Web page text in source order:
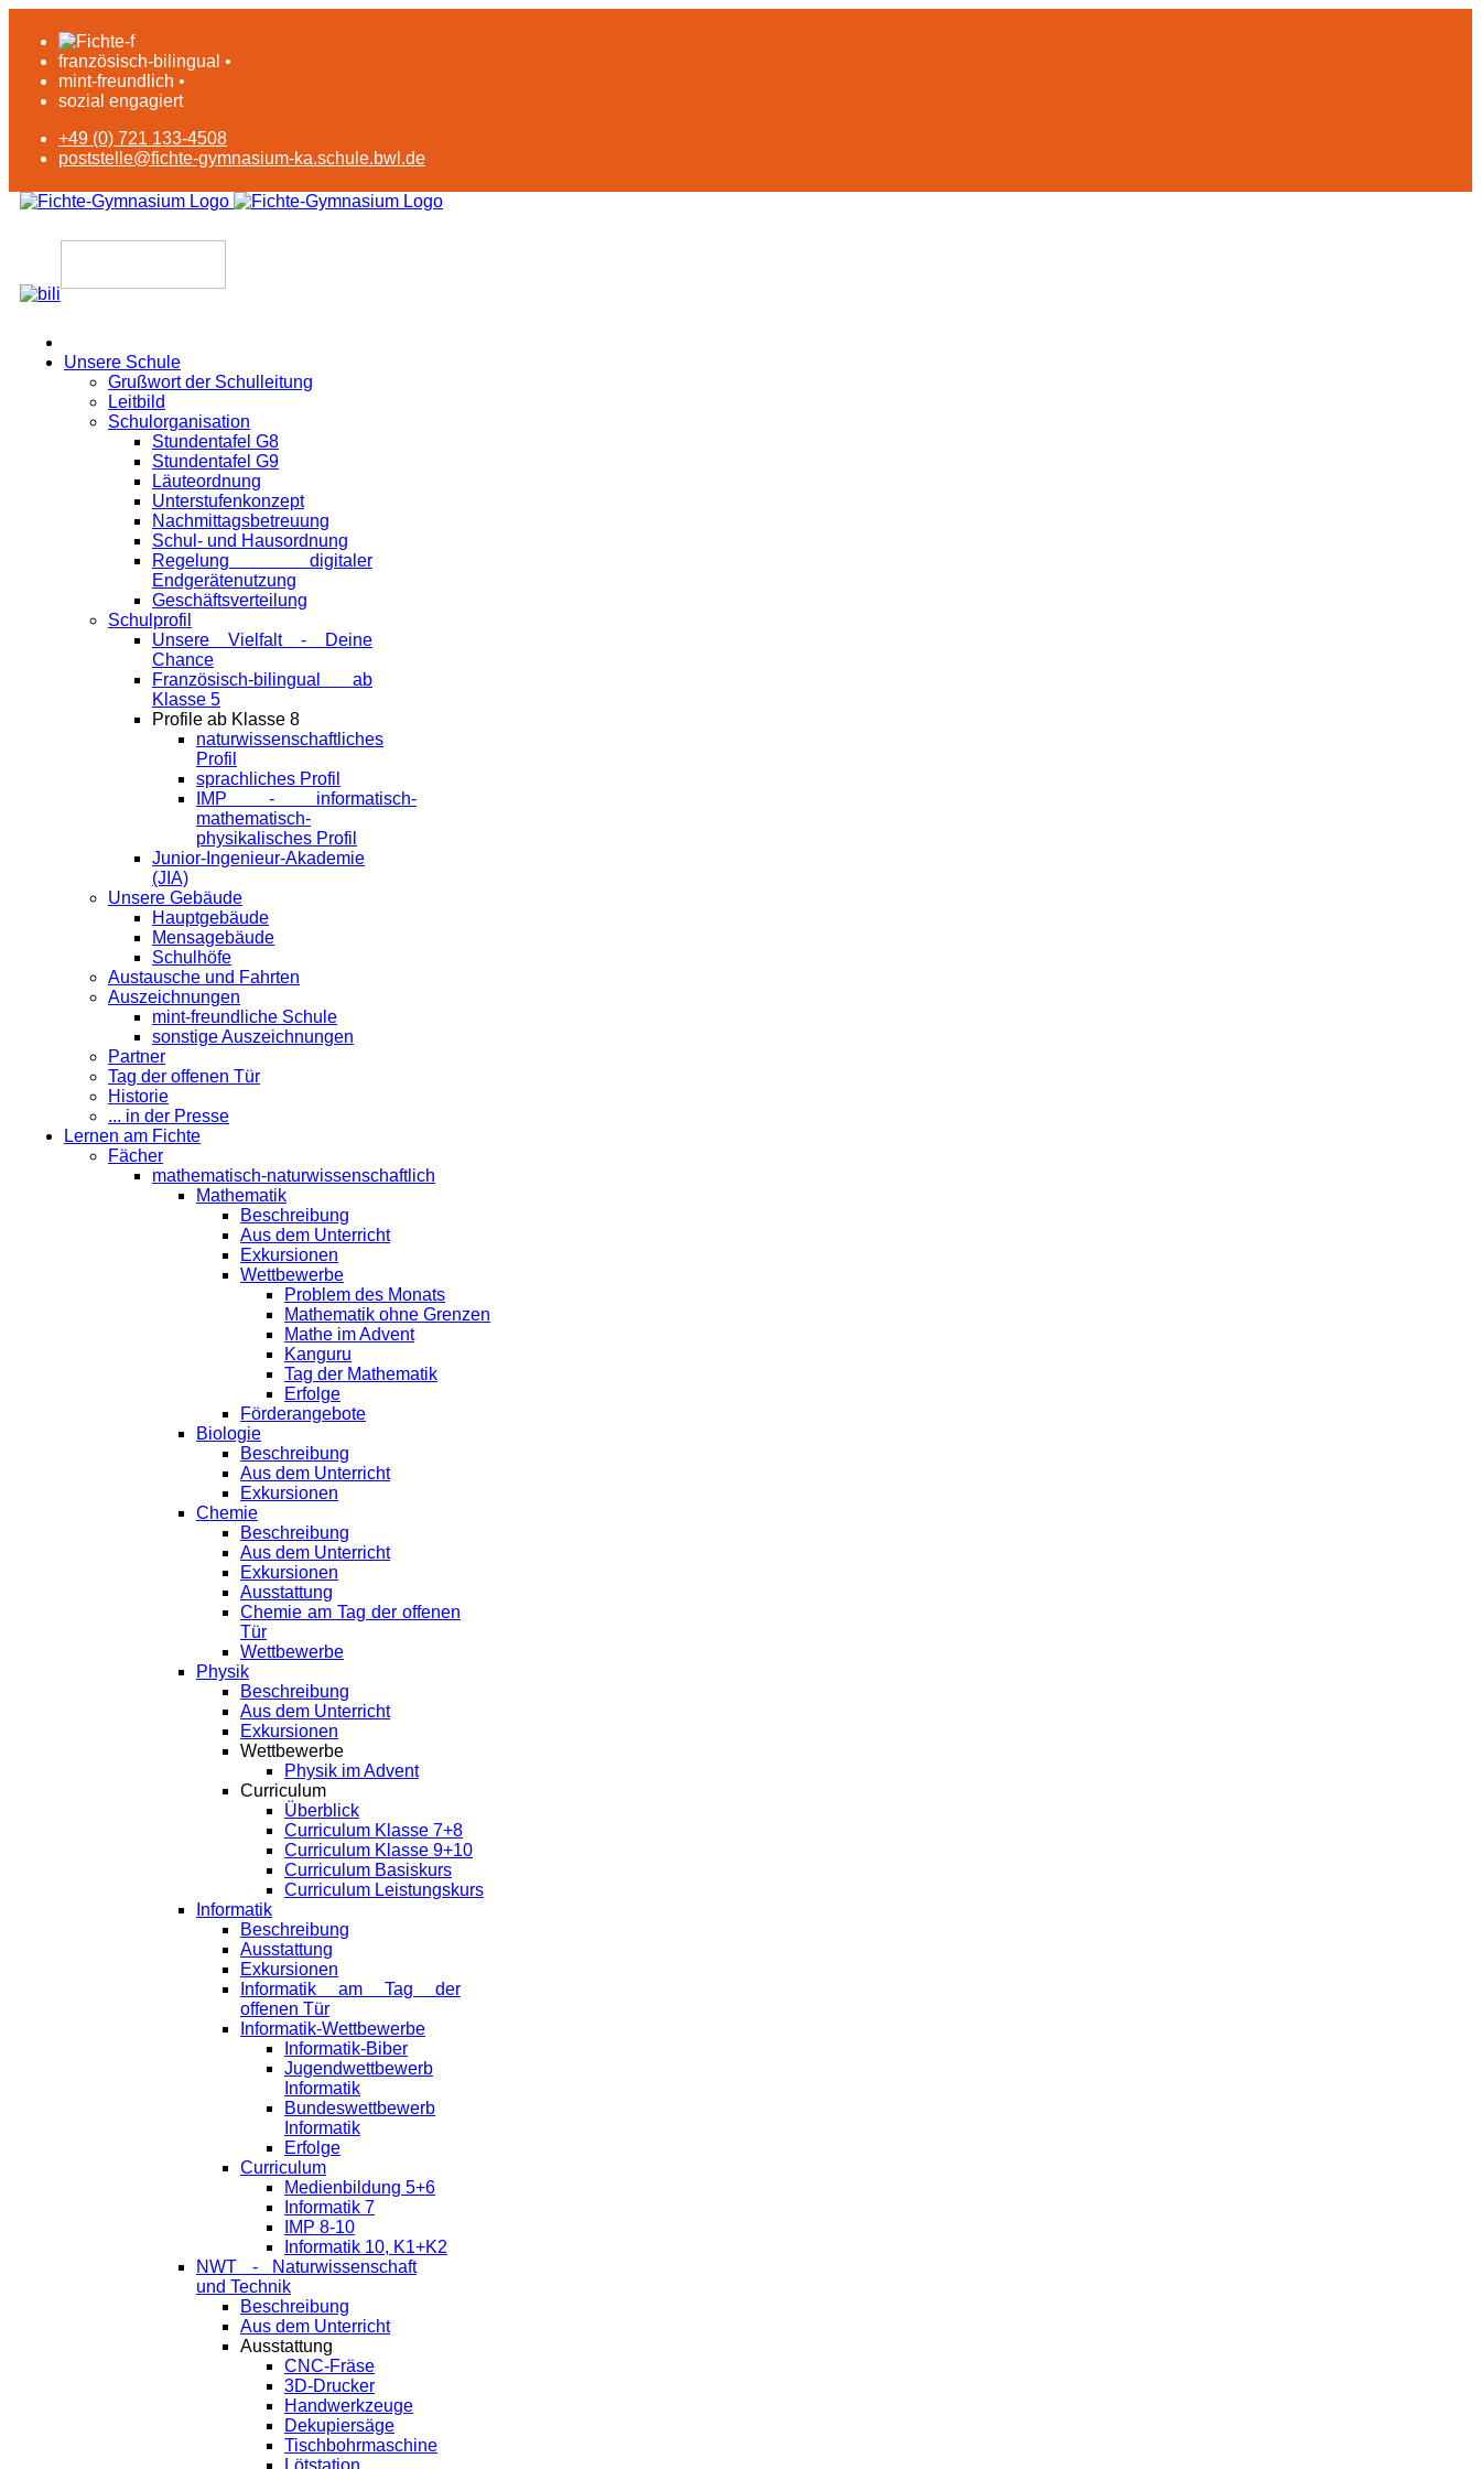
französisch-bilingual •
mint-freundlich •
sozial engagiert
+49 (0) 721 133-4508
poststelle@fichte-gymnasium-ka.schule.bwl.de
Unsere Schule
Grußwort der Schulleitung
Leitbild
Schulorganisation
Stundentafel G8
Stundentafel G9
Läuteordnung
Unterstufenkonzept
Nachmittagsbetreuung
Schul- und Hausordnung
Regelung digitaler
Endgeräte­nutzung
Geschäftsverteilung
Schulprofil
Unsere Vielfalt - Deine
Chance
Französisch-bilingual ab
Klasse 5
Profile ab Klasse 8
naturwissenschaftliches
Profil
sprachliches Profil
IMP - informatisch-
mathematisch-
physikalisches Profil
Junior-Ingenieur-Akademie
(JIA)
Unsere Gebäude
Hauptgebäude
Mensagebäude
Schulhöfe
Austausche und Fahrten
Auszeichnungen
mint-freundliche Schule
sonstige Auszeichnungen
Partner
Tag der offenen Tür
Historie
... in der Presse
Lernen am Fichte
Fächer
mathematisch-naturwissenschaftlich
Mathematik
Beschreibung
Aus dem Unterricht
Exkursionen
Wettbewerbe
Problem des Monats
Mathematik ohne Grenzen
Mathe im Advent
Kanguru
Tag der Mathematik
Erfolge
Förderangebote
Biologie
Beschreibung
Aus dem Unterricht
Exkursionen
Chemie
Beschreibung
Aus dem Unterricht
Exkursionen
Ausstattung
Chemie am Tag der offenen
Tür
Wettbewerbe
Physik
Beschreibung
Aus dem Unterricht
Exkursionen
Wettbewerbe
Physik im Advent
Curriculum
Überblick
Curriculum Klasse 7+8
Curriculum Klasse 9+10
Curriculum Basiskurs
Curriculum Leistungskurs
Informatik
Beschreibung
Ausstattung
Exkursionen
Informatik am Tag der
offenen Tür
Informatik-Wettbewerbe
Informatik-Biber
Jugendwettbewerb
Informatik
Bundeswettbewerb
Informatik
Erfolge
Curriculum
Medienbildung 5+6
Informatik 7
IMP 8-10
Informatik 10, K1+K2
NWT - Naturwissenschaft
und Technik
Beschreibung
Aus dem Unterricht
Ausstattung
CNC-Fräse
3D-Drucker
Handwerkzeuge
Dekupiersäge
Tischbohrmaschine
Lötstation